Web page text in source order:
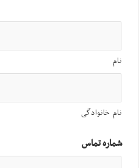
نام
نام خانوادگی
شماره تماس